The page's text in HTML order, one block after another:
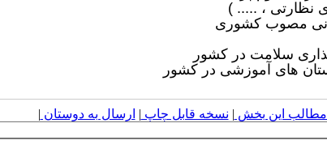
نظارتی ، ..... )
مصوب کشوری
سلامت در کشور
های آموزشی در کشور
مطالب این بخش | نسخه قابل چاپ | ارسال به دوستان |